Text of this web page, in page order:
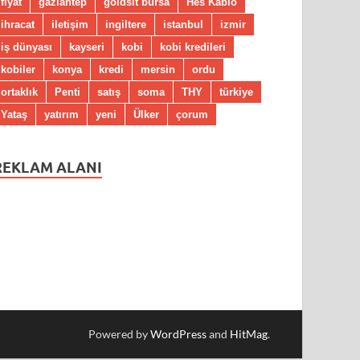
ihracat
iletişim ingiltere istanbul
izmir
iş dünyası
kayseri kobi
kobi kredileri
kobiler
konya kredi mersin
ordu
ortaklık
Penti satış soma THY
türkiye
Yataş
yatırım yeni Ülker çorum
ALANI
Powered byWordPressand HitMag.